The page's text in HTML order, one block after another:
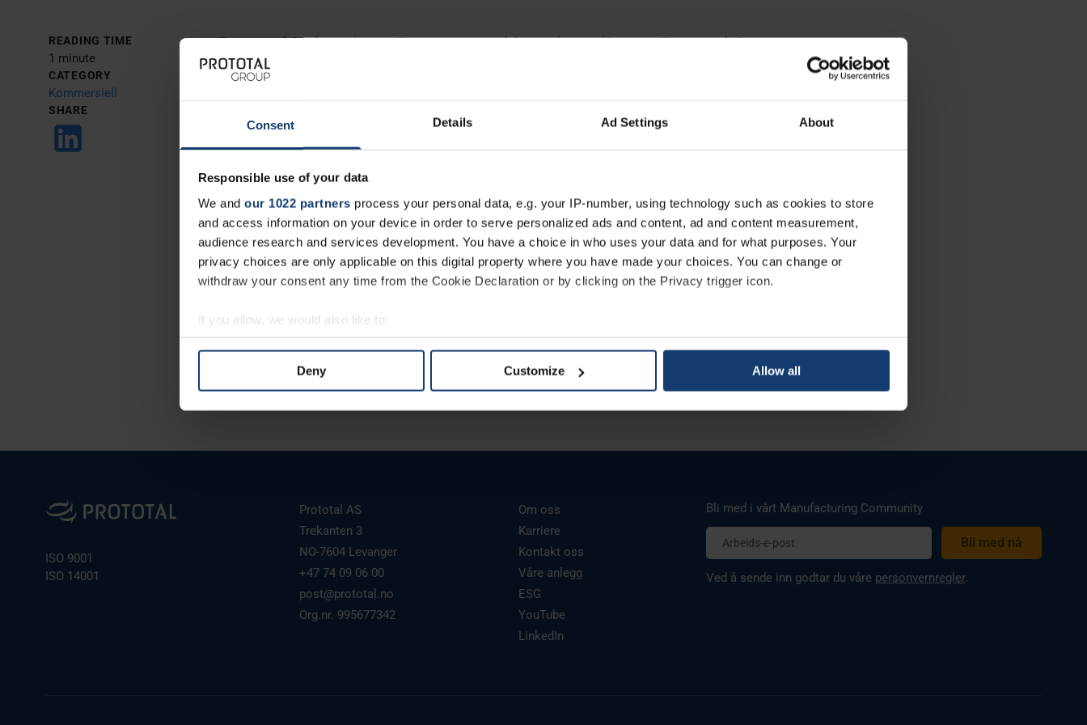
Consent Details Ad Settings About
Responsible use of your data
We and our 1022 partners process your personal data, e.g. your IP-number, using technology such as cookies to store
and access information on your device in order to serve personalized ads and content, ad and content measurement,
audience research and services development. You have a choice in who uses your data and for what purposes. Your
privacy choices are only applicable on this digital property where you have made your choices. You can change or
withdraw your consent any time from the Cookie Declaration or by clicking on the Privacy trigger icon.
If you allow, we would also like to:
Collect information about your geographical location which can be accurate to within several meters
Deny Customize Allow all
READING TIME
1 minute
CATEGORY
Kommersiell
SHARE
Prototal Industries AB announced its rebranding to Prototal Group
AB today. This strategic name change clarifies the company’s role
Prototal™️, Prototal Prosilas, 1zu1scale & CA Models.
“Vårt nye navn gjenspeiler vår rolle som et strategisk morselskap for vår
portefølje av europeiske produksjonsmerker. Og med den nye logoen er vi
godt nok kjent med vårt flaggskip Prototal, men samtidig annerledes nok til
å kunne omfatte fremtidige merkevarer i porteføljen vår“, sier Ronnie
Petersson, Chief Commercial Officer i Prototal Group.
Navneendringen vil ikke påvirke eksisterende virksomhet, ansatte eller juridiske avtaler. For mer
ronnie.petersson@prototalgroup.com.
ISO 9001
ISO 14001
Prototal AS
Trekanten 3
NO-7604 Levanger
+47 74 09 06 00
post@prototal.no
Org.nr. 995677342
Om oss
Karriere
Kontakt oss
Våre anlegg
ESG
YouTube
LinkedIn
Bli med i vårt Manufacturing Community
Ved å sende inn godtar du våre personvernregler.